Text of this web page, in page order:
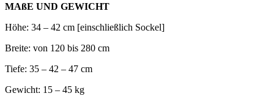
MAßE UND GEWICHT
Höhe: 34 – 42 cm [einschließlich Sockel]
Breite: von 120 bis 280 cm
Tiefe: 35 – 42 – 47 cm
Gewicht: 15 – 45 kg